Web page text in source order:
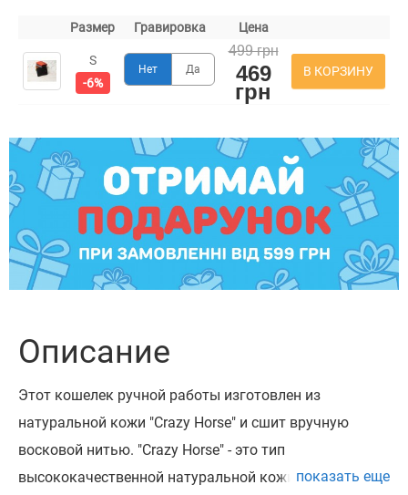
Размер Гравировка Цена
S
-6%
Нет Да
499 грн
469
грн
В КОРЗИНУ
Описание
Этот кошелек ручной работы изготовлен из
натуральной кожи "Crazy Horse" и сшит вручную
восковой нитью. "Crazy Horse" - это тип
высококачественной натуральной кожи с восковым
показать еще